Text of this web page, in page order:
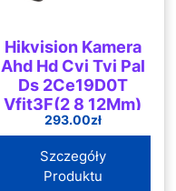
Hikvision Kamera
Ahd Hd Cvi Tvi Pal
Ds 2Ce19D0T
Vfit3F(2 8 12Mm)
(C) 1080P 2 7 13
293.00zł
Szczegóły
Produktu